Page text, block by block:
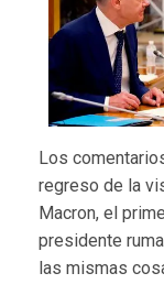
Los
regreso de la
Macron, el
presidente
las mismas